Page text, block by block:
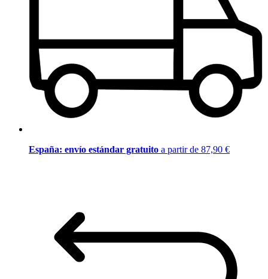
España: envío estándar gratuito a partir de 87,90 €